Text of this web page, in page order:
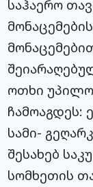
საჰაერო
ოთხი
ჩამოაგდეს:
სამი-
შესახებ
სომხეთის